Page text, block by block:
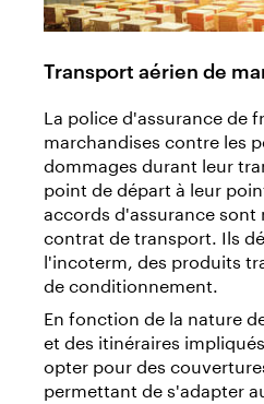
Transport aérien de
La police d'assurance de
marchandises contre les
dommages durant leur
point de départ à leur
accords d'assurance sont
contrat de transport. Ils
l'incoterm, des produits
de conditionnement.
En fonction de la nature
et des itinéraires
opter pour des
permettant de s'adapter